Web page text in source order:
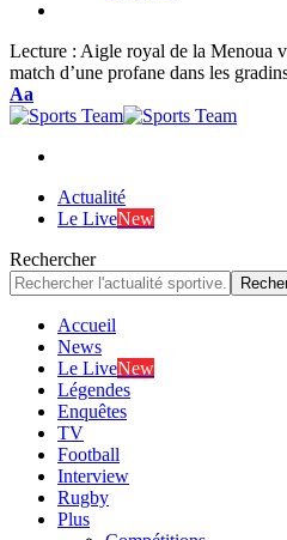
Lecture : Aigle royal de la Menoua
match d’une profane dans les
Font
Resizer
Aa
Actualité
Le LiveNew
Rechercher
Accueil
News
Le LiveNew
Légendes
Enquêtes
TV
Football
Interview
Rugby
Plus